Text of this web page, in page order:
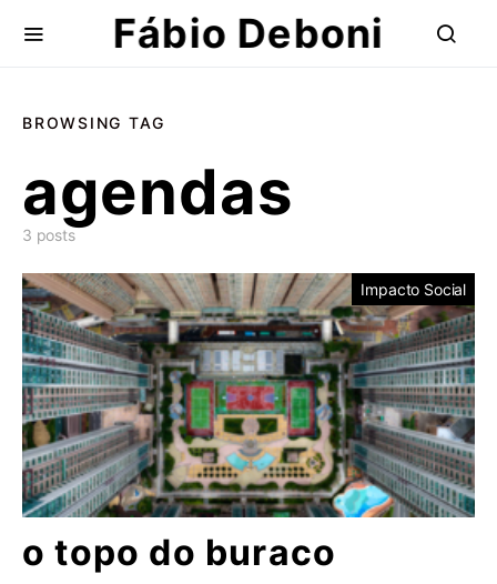
Fábio Deboni
BROWSING TAG
agendas
3 posts
Impacto Social
o topo do buraco